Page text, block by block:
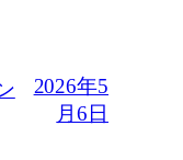
2026年5
月6日